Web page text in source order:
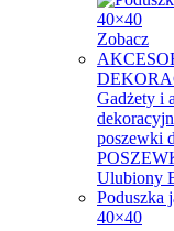
Zobacz
Gadżety i
poszewki
Ulubiony
Poduszka
40×40